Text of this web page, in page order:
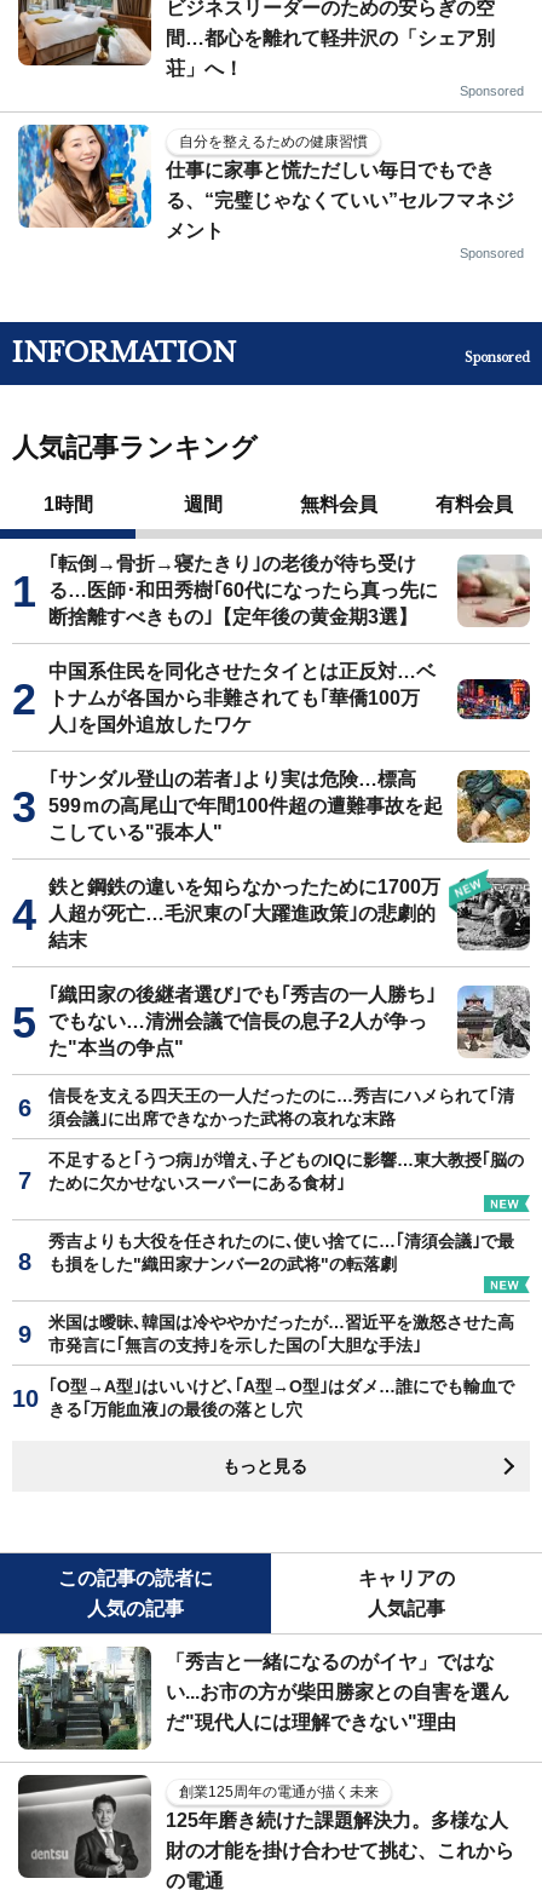
ビジネスリーダーのための安らぎの空
間…都心を離れて軽井沢の「シェア別
荘」へ！
Sponsored
自分を整えるための健康習慣
仕事に家事と慌ただしい毎日でもでき
る、“完璧じゃなくていい”セルフマネジ
メント
Sponsored
INFORMATION Sponsored
人気記事ランキング
1時間 週間 無料会員 有料会員
｢転倒→骨折→寝たきり｣の老後が待ち受け
る…医師･和田秀樹｢60代になったら真っ先に
断捨離すべきもの｣【定年後の黄金期3選】
中国系住民を同化させたタイとは正反対…ベ
トナムが各国から非難されても｢華僑100万
人｣を国外追放したワケ
｢サンダル登山の若者｣より実は危険…標高
599ｍの高尾山で年間100件超の遭難事故を起
こしている"張本人"
鉄と鋼鉄の違いを知らなかったために1700万
人超が死亡…毛沢東の｢大躍進政策｣の悲劇的
結末
｢織田家の後継者選び｣でも｢秀吉の一人勝ち｣
でもない…清洲会議で信長の息子2人が争っ
た"本当の争点"
信長を支える四天王の一人だったのに…秀吉にハメられて｢清
須会議｣に出席できなかった武将の哀れな末路
不足すると｢うつ病｣が増え､子どものIQに影響…東大教授｢脳の
ために欠かせないスーパーにある食材｣
秀吉よりも大役を任されたのに､使い捨てに…｢清須会議｣で最
も損をした"織田家ナンバー2の武将"の転落劇
米国は曖昧､韓国は冷ややかだったが…習近平を激怒させた高
市発言に｢無言の支持｣を示した国の｢大胆な手法｣
｢O型→A型｣はいいけど､｢A型→O型｣はダメ…誰にでも輸血で
きる｢万能血液｣の最後の落とし穴
もっと見る
この記事の読者に
人気の記事
キャリアの
人気記事
「秀吉と一緒になるのがイヤ」ではな
い...お市の方が柴田勝家との自害を選ん
だ"現代人には理解できない"理由
創業125周年の電通が描く未来
125年磨き続けた課題解決力。多様な人
財の才能を掛け合わせて挑む、これから
の電通